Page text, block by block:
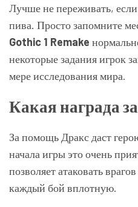
Лучше не переживать,
пива. Просто запомните
Gothic 1 Remake
некоторые задания игрок
мере исследования мира.
Какая награда
За помощь Дракс даст
начала игры это очень
позволяет атаковать врагов
каждый бой вплотную.